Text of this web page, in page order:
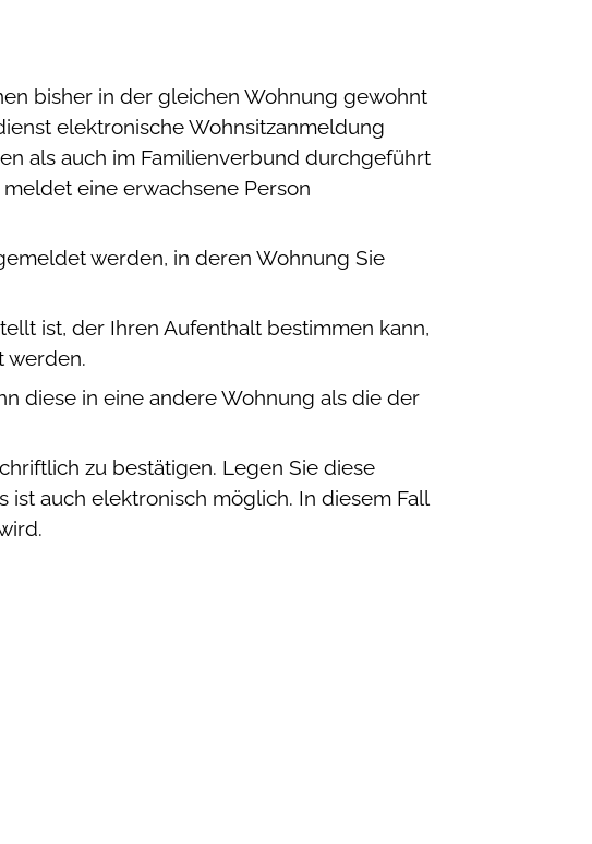
bisher in der gleichen Wohnung gewohnt
elektronische Wohnsitzanmeldung
als auch im Familienverbund durchgeführt
eine erwachsene Person
werden, in deren Wohnung Sie
ist, der Ihren Aufenthalt bestimmen kann,
werden.
diese in eine andere Wohnung als die der
zu bestätigen. Legen Sie diese
auch elektronisch möglich. In diesem Fall